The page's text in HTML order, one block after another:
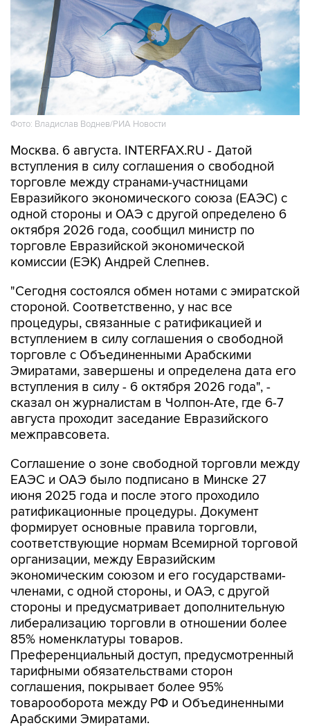
Фото: Владислав Воднев/РИА Новости
Москва. 6 августа. INTERFAX.RU - Датой
вступления в силу соглашения о свободной
торговле между странами-участницами
Евразийкого экономического союза (ЕАЭС) с
одной стороны и ОАЭ с другой определено 6
октября 2026 года, сообщил министр по
торговле Евразийской экономической
комиссии (ЕЭК) Андрей Слепнев.
"Сегодня состоялся обмен нотами с эмиратской
стороной. Соответственно, у нас все
процедуры, связанные с ратификацией и
вступлением в силу соглашения о свободной
торговле с Объединенными Арабскими
Эмиратами, завершены и определена дата его
вступления в силу - 6 октября 2026 года", -
сказал он журналистам в Чолпон-Ате, где 6-7
августа проходит заседание Евразийского
межправсовета.
Соглашение о зоне свободной торговли между
ЕАЭС и ОАЭ было подписано в Минске 27
июня 2025 года и после этого проходило
ратификационные процедуры. Документ
формирует основные правила торговли,
соответствующие нормам Всемирной торговой
организации, между Евразийским
экономическим союзом и его государствами-
членами, с одной стороны, и ОАЭ, с другой
стороны и предусматривает дополнительную
либерализацию торговли в отношении более
85% номенклатуры товаров.
Преференциальный доступ, предусмотренный
тарифными обязательствами сторон
соглашения, покрывает более 95%
товарооборота между РФ и Объединенными
Арабскими Эмиратами.